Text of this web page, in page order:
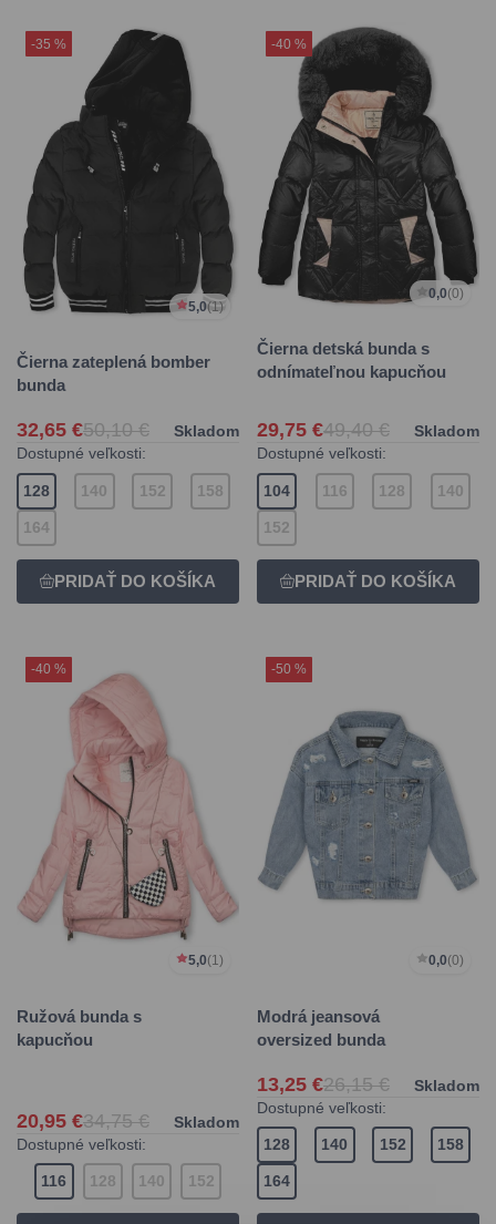
-35 %
5,0(1)
Čierna zateplená bomber
bunda
32,65 €50,10 €
Skladom
Dostupné veľkosti:
128 140 152 158
164
-40 %
0,0(0)
Čierna detská bunda s
odnímateľnou kapucňou
29,75 €49,40 €
Skladom
Dostupné veľkosti:
104 116 128 140
152
-40 %
5,0(1)
Ružová bunda s
kapucňou
20,95 €34,75 €
Skladom
Dostupné veľkosti:
116 128 140 152
-50 %
0,0(0)
Modrá jeansová
oversized bunda
13,25 €26,15 €
Skladom
Dostupné veľkosti:
128 140 152 158
164